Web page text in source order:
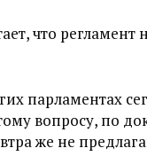
что
парламентах
вопросу, по
же не